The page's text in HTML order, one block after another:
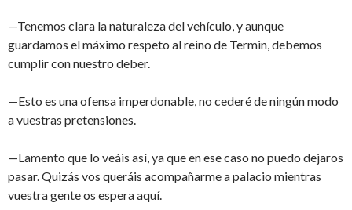
—Tenemos clara la naturaleza del vehículo, y aunque
guardamos el máximo respeto al reino de Termin, debemos
cumplir con nuestro deber.
—Esto es una ofensa imperdonable, no cederé de ningún modo
a vuestras pretensiones.
—Lamento que lo veáis así, ya que en ese caso no puedo dejaros
pasar. Quizás vos queráis acompañarme a palacio mientras
vuestra gente os espera aquí.